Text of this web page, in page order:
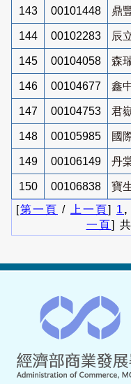
143 00101448 鼎
144 00102283 辰
145 00104058 森
146 00104677 鑫
147 00104753 君
148 00105985 國
149 00106149 丹
150 00106838
寶
[第一頁 / 上一頁] 1 ,
一頁]